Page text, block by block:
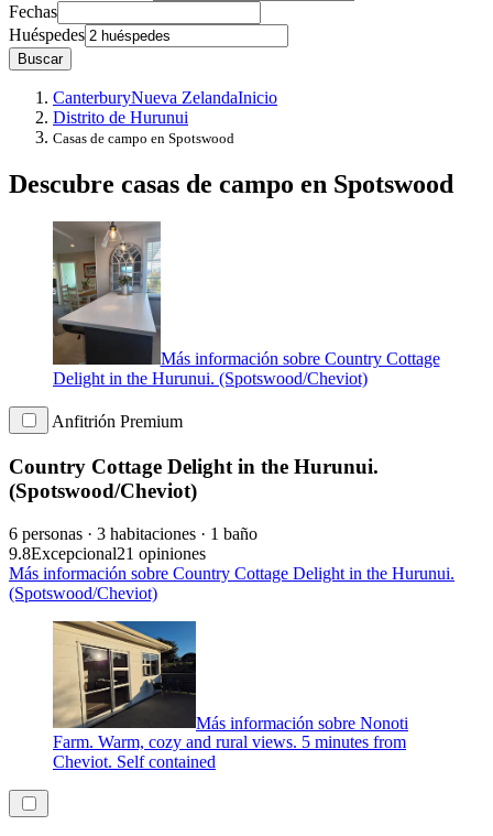
Fechas
Huéspedes
Buscar
CanterburyNueva ZelandaInicio
Distrito de Hurunui
Casas de campo en Spotswood
Descubre casas de campo en Spotswood
Más información sobre Country Cottage
Delight in the Hurunui. (Spotswood/Cheviot)
Anfitrión Premium
Country Cottage Delight in the Hurunui.
(Spotswood/Cheviot)
6 personas · 3 habitaciones · 1 baño
9.8Excepcional21 opiniones
Más información sobre Country Cottage Delight in the Hurunui.
(Spotswood/Cheviot)
Más información sobre Nonoti
Farm. Warm, cozy and rural views. 5 minutes from
Cheviot. Self contained